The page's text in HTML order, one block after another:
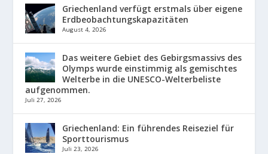
Griechenland verfügt erstmals über eigene
Erdbeobachtungskapazitäten
August 4, 2026
Das weitere Gebiet des Gebirgsmassivs des
Olymps wurde einstimmig als gemischtes
Welterbe in die UNESCO-Welterbeliste
aufgenommen.
Juli 27, 2026
Griechenland: Ein führendes Reiseziel für
Sporttourismus
Juli 23, 2026